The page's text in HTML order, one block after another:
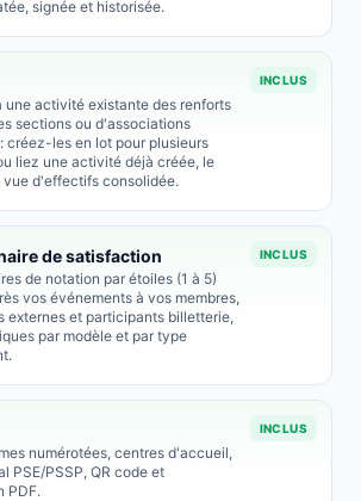
signée et historisée.
une activité existante des renforts
sections ou d'associations
créez-les en lot pour plusieurs
liez une activité déjà créée, le
vue d'effectifs consolidée.
INCLUS
de satisfaction
de notation par étoiles (1 à 5)
vos événements à vos membres,
externes et participants billetterie,
par modèle et par type
INCLUS
numérotées, centres d'accueil,
PSE/PSSP, QR code et
PDF.
INCLUS